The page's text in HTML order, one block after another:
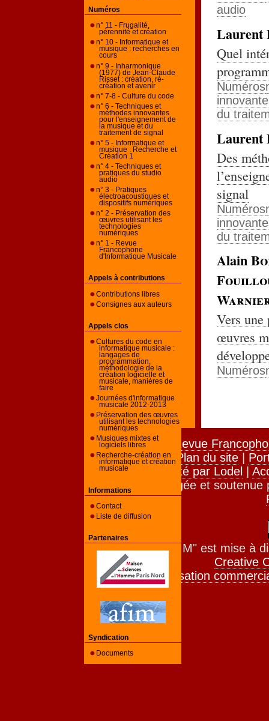
audio
Laurent
Quel
Numéros
du
Laurent
Des
signal
Numéros
du
Alain
Vers une
œuvres
Numéros
Numéros
n° 11 - Frugalité,
pérennité et création
n° 10 - Informatique et
musique : recherches en
cours
n° 9 - Inharmonique
(1977) de Jean-Claude
Risset : création, ré-
création et avenir
n° 7-8 - Culture du code
n° 6 - Techniques et
méthodes innovantes
pour l'enseignement de
la musique et du
traitement de signal
n° 5 - Informatique et
musique : Recherche et
Création 1
n° 4 - Techniques et
pratiques du studio
audio
n° 3 - Pratiques
électroacoustiques et
dispositifs numériques
n° 2 - Préservation des
œuvres utilisant les
technologies
numériques
n° 1 - Revue
Francophone
d'Informatique Musicale
Appels à contributions
Contributions libres
Consignes aux auteurs
Appels clos
Cultures du code en
informatique musicale :
langages de
programmation,
méthodologie de la
création logicielle et
musicale, manières de
faire
Journées d'informatique
musicale 2012-2013
Préservation des œuvres
utilisant les technologies
numériques
Musiques mixtes et
logiciels libres
Recherche-création en
informatique et création
musicale
Informations
Contact
Liste de diffusion
Partenaires
Syndication
Documents
Revue
Contact | Plan du site |
Edité par Lodel|
Revue hébergée et
La revue "RFIM" est mise à
Creative
Pas d'utilisation